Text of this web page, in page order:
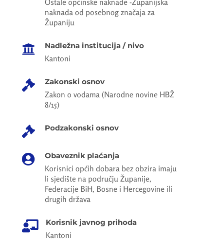
Ostale općinske naknade -Županijska
naknada od posebnog značaja za
Županiju
 Nadležna institucija / nivo
Kantoni
 Zakonski osnov
Zakon o vodama (Narodne novine HBŽ
8/15)
 Podzakonski osnov
 Obaveznik plaćanja
Korisnici općih dobara bez obzira imaju
li sjedište na području Županije,
Federacije BiH, Bosne i Hercegovine ili
drugih država
 Korisnik javnog prihoda
Kantoni